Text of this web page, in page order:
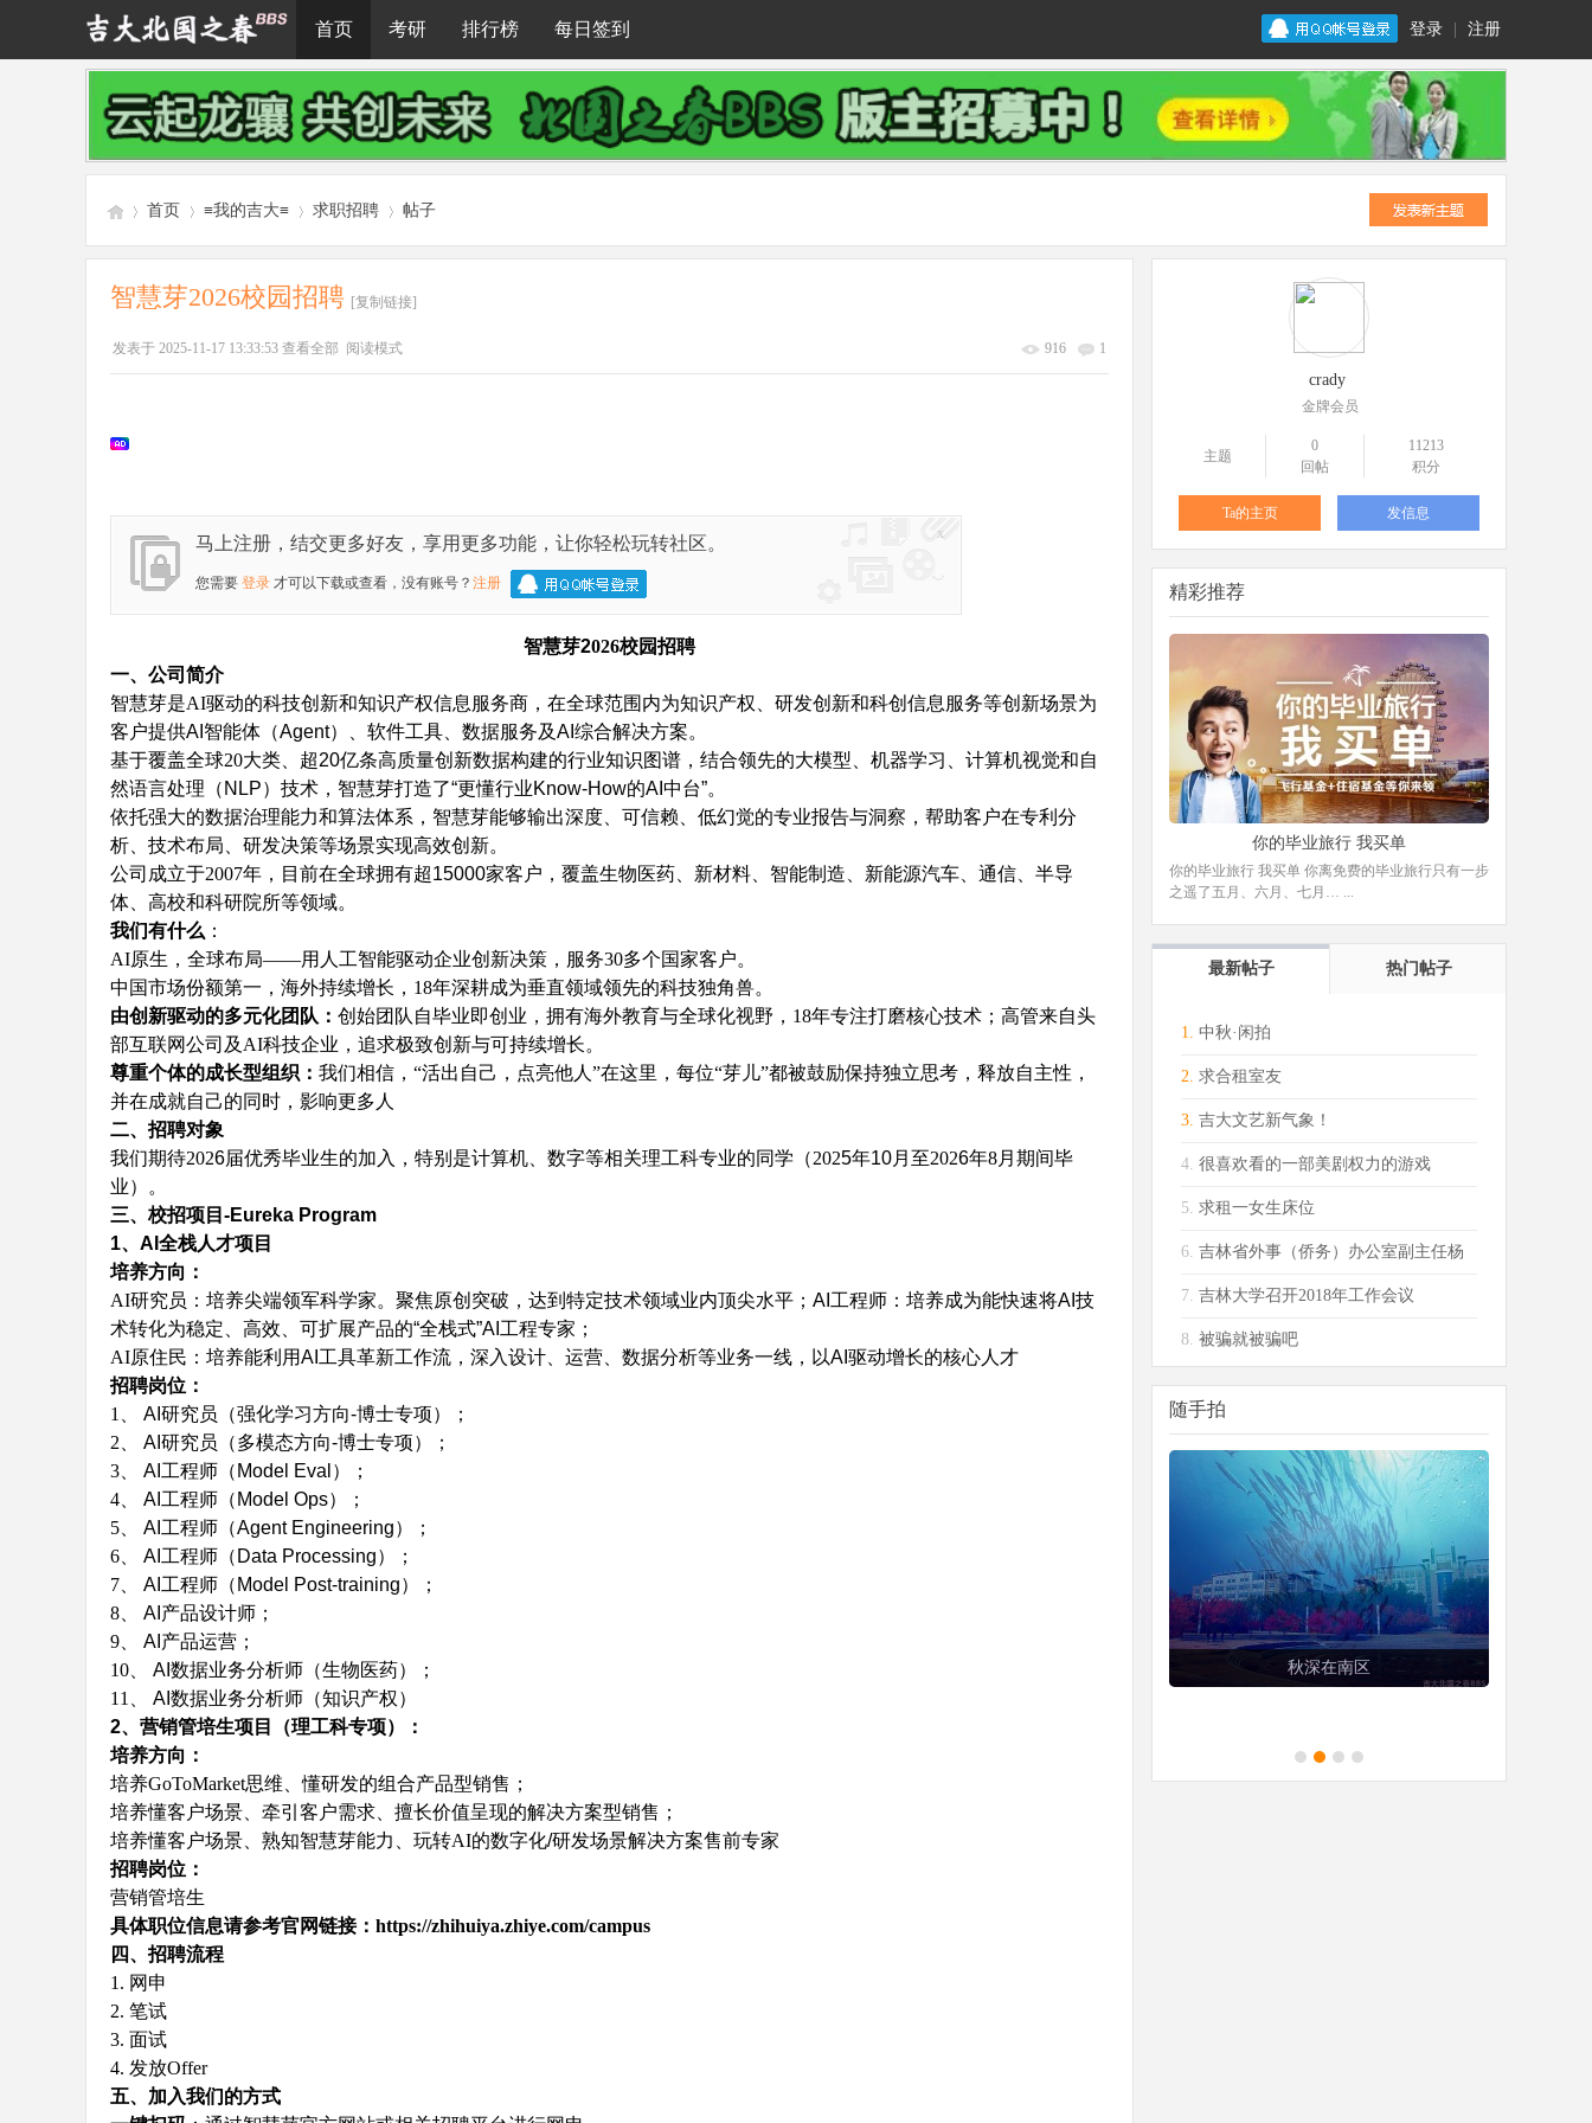
登录 注册
首页 考研 排行榜 每日签到
吉
大
学
北
国
之
»
首页 ≡我的吉大≡
›
求职招聘
›
帖子
智慧芽2026校园招聘 [复制链接]
916 1
发表于 2025-11-17 13:33:53 查看全部 阅读模式
马上注册，结交更多好友，享用更多功能，让你轻松玩转社区。
您需要 登录 才可以下载或查看，没有账号？ 注册
x
智慧芽2026校园招聘
一、公司简介
智慧芽是AI驱动的科技创新和知识产权信息服务商，在全球范围内为知识产权、研发创新和科创信息服务等创新场景为
客户提供AI 智能体（Agent）、软件工具、数据服务及AI 综合解决方案。
基于覆盖全球20大类、超20亿条高质量创新数据构建的行业知识图谱，结合领先的大模型、机器学习、计算机视觉和自
然语言处理（ NLP）技术，智慧芽打造了“更懂行业Know-How的AI 中台”。
依托强大的数据治理能力和算法体系，智慧芽能够输出深度、可信赖、低幻觉的专业报告与洞察，帮助客户在专利分
析、技术布局、研发决策等场景实现高效创新。
公司成立于2007年，目前在全球拥有超15000家客户，覆盖生物医药、新材料、智能制造、新能源汽车、通信、半导
体、高校和科研院所等领域。
我们有什么 ：
AI原生，全球布局——用人工智能驱动企业创新决策，服务30多个国家客户。
中国市场份额第一，海外持续增长， 18年深耕成为垂直领域领先的科技独角兽。
由创新驱动的多元化团队： 创始团队自毕业即创业，拥有海外教育与全球化视野，18年专注打磨核心技术；高管来自头
部互联网公司及AI科技企业，追求极致创新与可持续增长。
尊重个体的成长型组织： 我们相信， “活出自己，点亮他人”在这里，每位“芽儿”都被鼓励保持独立思考，释放自主性，
并在成就自己的同时，影响更多人
二、招聘对象
我们期待2026届优秀毕业生的加入，特别是计算机、数字等相关理工科专业的同学（2025年10月至2026年8月期间毕
业）。
三、 校招项目 -Eureka Program
1、 AI 全栈人才项目
培养方向：
AI研究员：培养尖端领军科学家。聚焦原创突破，达到特定技术领域业内顶尖水平； AI 工程师：培养成为能快速将AI 技
术转化为稳定、高效、可扩展产品的“全栈式”AI 工程专家；
AI原住民：培养能利用AI 工具革新工作流，深入设计、运营、数据分析等业务一线，以AI 驱动增长的核心人才
招聘岗位：
1、 AI 研究员（强化学习方向-博士专项）；
2、 AI 研究员（多模态方向-博士专项）；
3、 AI 工程师（ Model Eval ）；
4、 AI 工程师（ Model Ops）；
5、 AI 工程师（Agent Engineering）；
6、 AI 工程师（ Data Processing）；
7、 AI 工程师（ Model Post-training）；
8、 AI 产品设计师；
9、 AI 产品运营；
10、 AI 数据业务分析师（生物医药）；
11、 AI 数据业务分析师（知识产权）
2、营销管培生项目（理工科专项）：
培养方向：
培养GoToMarket思维、懂研发的组合产品型销售；
培养懂客户场景、牵引客户需求、擅长价值呈现的解决方案型销售；
培养懂客户场景、熟知智慧芽能力、玩转AI的数字化/研发场景解决方案售前专家
招聘岗位：
营销管培生
具体职位信息请参考官网链接： https://zhihuiya.zhiye.com/campus
四、招聘流程
1. 网申
2. 笔试
3. 面试
4. 发放Offer
五、加入我们的方式
crady
金牌会员
主题
0
回帖
11213
积分
Ta的主页 发信息
精彩推荐
你的毕业旅行 我买单
你的毕业旅行 我买单 你离免费的毕业旅行只有一步
之遥了五月、六月、七月… ...
最新帖子 热门帖子
1. 中秋·闲拍
2. 求合租室友
3. 吉大文艺新气象！
4. 很喜欢看的一部美剧权力的游戏
5. 求租一女生床位
6. 吉林省外事（侨务）办公室副主任杨
可心一行
7. 吉林大学召开2018年工作会议
8. 被骗就被骗吧
随手拍
吉大计算机图形学